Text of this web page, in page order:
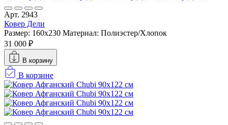
Арт. 2943
Ковер Дели
Размер: 160х230 Материал: Полиэстер/Хлопок
31 000 ₽
В корзину
В корзине